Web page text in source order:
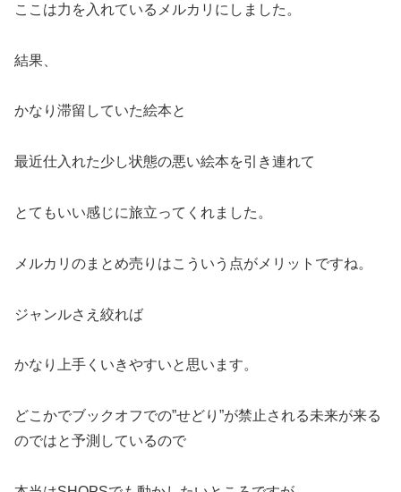
ここは力を入れているメルカリにしました。
結果、
かなり滞留していた絵本と
最近仕入れた少し状態の悪い絵本を引き連れて
とてもいい感じに旅立ってくれました。
メルカリのまとめ売りはこういう点がメリットですね。
ジャンルさえ絞れば
かなり上手くいきやすいと思います。
どこかでブックオフでの”せどり”が禁止される未来が来る
のではと予測しているので